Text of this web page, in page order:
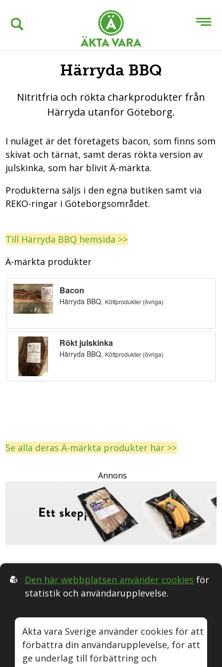
Härryda BBQ
Nitritfria och rökta charkprodukter från
Härryda utanför Göteborg.
I nuläget är det företagets bacon, som finns som
skivat och tärnat, samt deras rökta version av
julskinka, som har blivit Ä-märkta.
Produkterna säljs i den egna butiken samt via
REKO-ringar i Göteborgsområdet.
Till Härryda BBQ hemsida >>
Ä-märkta produkter
Se alla deras Ä-märkta produkter här >>
Annons
Följ oss i Sociala medier:
Äkta varaNaturvinInstagramYoutube
Den här webbplatsen använder cookies för
statistik och användarupplevelse.
Äkta vara Sverige använder cookies för att
förbättra din användarupplevelse, för att
ge underlag till förbättring och